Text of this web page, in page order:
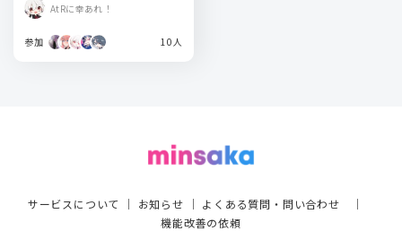
AtRに幸あれ！
参加 10人
サービスについて ｜ お知らせ ｜ よくある質問・問い合わせ ｜
機能改善の依頼